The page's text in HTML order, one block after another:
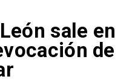
sale en
de